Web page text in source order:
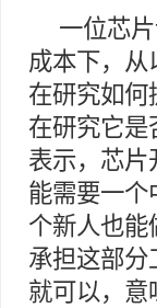
一位芯
成本下，从
在研究如何
在研究它是
表示，芯片
能需要一个
个新人也能
承担这部分
就可以，意